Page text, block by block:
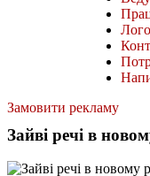
Лого
Замовити рекламу
Зайві речі в